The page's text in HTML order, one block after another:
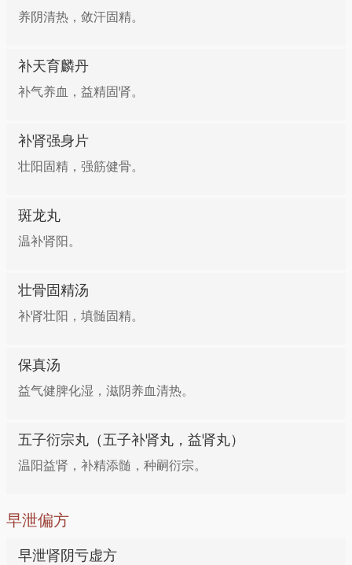
养阴清热，敛汗固精。
补天育麟丹
补气养血，益精固肾。
补肾强身片
壮阳固精，强筋健骨。
斑龙丸
温补肾阳。
壮骨固精汤
补肾壮阳，填髄固精。
保真汤
益气健脾化湿，滋阴养血清热。
五子衍宗丸（五子补肾丸，益肾丸）
温阳益肾，补精添髄，种嗣衍宗。
早泄偏方
早泄肾阴亏虚方